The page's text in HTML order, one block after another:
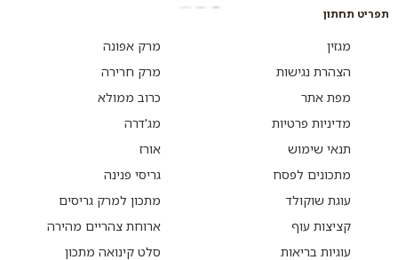
תפריט תחתון
מגזין
הצהרת נגישות
מפת אתר
מדיניות פרטיות
תנאי שימוש
מתכונים לפסח
עוגת שוקולד
קציצות עוף
עוגיות בריאות
מרק אפונה
מרק חרירה
כרוב ממולא
מג'דרה
אורז
גריסי פנינה
מתכון למרק גריסים
ארוחת צהריים מהירה
סלט קינואה מתכון